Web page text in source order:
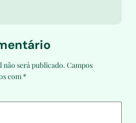
não será publicado. Campos
com *